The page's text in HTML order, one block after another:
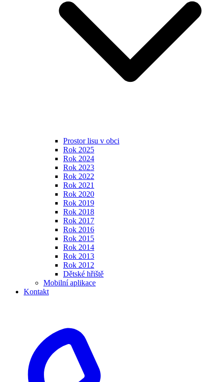
Prostor lisu v obci
Rok 2025
Rok 2024
Rok 2023
Rok 2022
Rok 2021
Rok 2020
Rok 2019
Rok 2018
Rok 2017
Rok 2016
Rok 2015
Rok 2014
Rok 2013
Rok 2012
Dětské hřiště
Mobilní aplikace
Kontakt